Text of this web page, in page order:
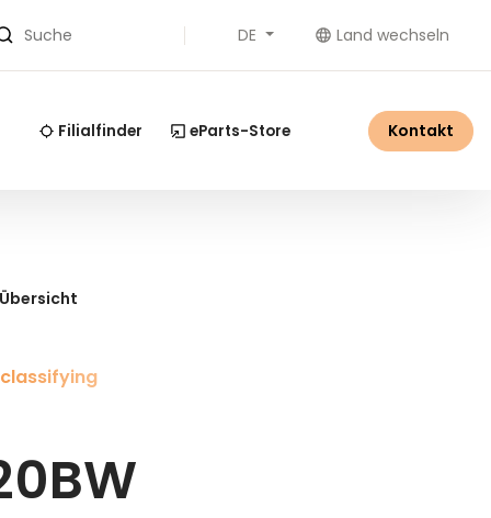
DE Land wechseln
Filialfinder eParts-Store Kontakt